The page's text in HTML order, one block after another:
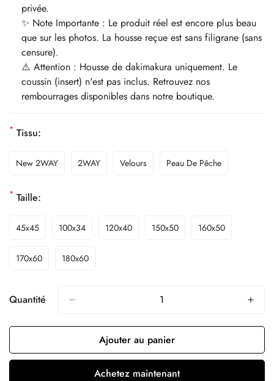
privée.
✨ Note Importante : Le produit réel est encore plus beau
que sur les photos. La housse reçue est sans filigrane (sans
censure).
⚠️ Attention : Housse de dakimakura uniquement. Le
coussin (insert) n'est pas inclus. Retrouvez nos
rembourrages disponibles dans notre boutique.
* Tissu:
New 2WAY 2WAY Velours Peau De Pêche
* Taille:
45x45 100x34 120x40 150x50 160x50
170x60 180x60
Quantité
Ajouter au panier
Achetez maintenant